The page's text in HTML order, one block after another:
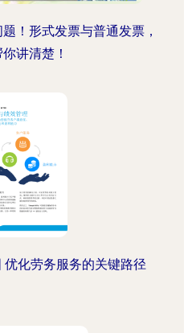
！形式发票与普通发票，
讲清楚！
化劳务服务的关键路径